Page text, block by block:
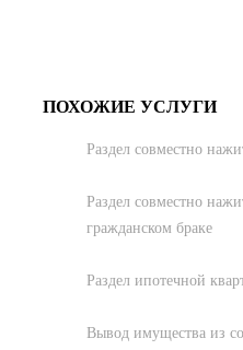
ПОХОЖИЕ УСЛУГИ
Раздел совместно
Раздел совместно
гражданском браке
Раздел ипотечной
Вывод имущества из